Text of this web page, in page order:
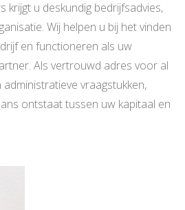
krijgt u deskundig bedrijfsadvies,
Wij helpen u bij het vinden
en functioneren als uw
Als vertrouwd adres voor al
vraagstukken,
ontstaat tussen uw kapitaal en